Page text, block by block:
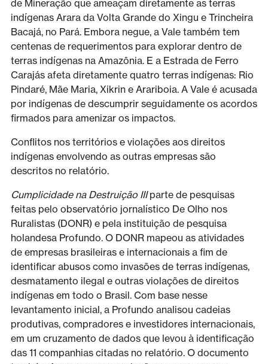
de Mineração que ameaçam diretamente as terras
indígenas Arara da Volta Grande do Xingu e Trincheira
Bacajá, no Pará. Embora negue, a Vale também tem
centenas de requerimentos para explorar dentro de
terras indígenas na Amazônia. E a Estrada de Ferro
Carajás afeta diretamente quatro terras indígenas: Rio
Pindaré, Mãe Maria, Xikrin e Arariboia. A Vale é acusada
por indígenas de descumprir seguidamente os acordos
firmados para amenizar os impactos.
Conflitos nos territórios e violações aos direitos
indígenas envolvendo as outras empresas são
descritos no relatório.
Cumplicidade na Destruição IIIparte de pesquisas
feitas pelo observatório jornalístico De Olho nos
Ruralistas (DONR) e pela instituição de pesquisa
holandesa Profundo. O DONR mapeou as atividades
de empresas brasileiras e internacionais a fim de
identificar abusos como invasões de terras indígenas,
desmatamento ilegal e outras violações de direitos
indígenas em todo o Brasil. Com base nesse
levantamento inicial, a Profundo analisou cadeias
produtivas, compradores e investidores internacionais,
em um cruzamento de dados que levou à identificação
das 11 companhias citadas no relatório. O documento